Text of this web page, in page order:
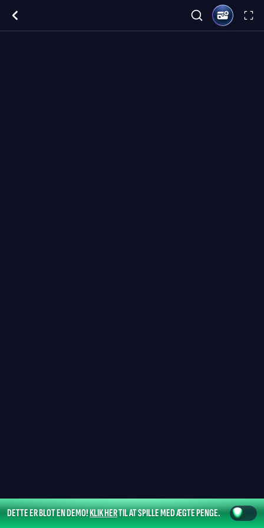
DETTE ER BLOT EN DEMO!KLIK HERTIL AT SPILLE MED ÆGTE PENGE.